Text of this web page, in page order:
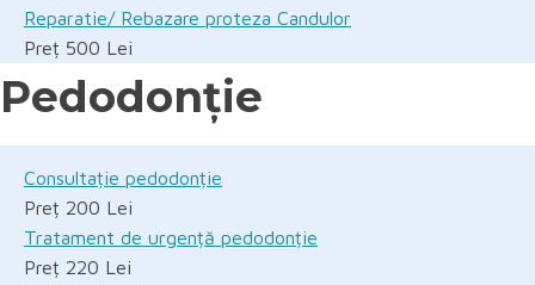
Reparatie/ Rebazare proteza Candulor
Preț 500 Lei
Pedodonție
Consultație pedodonție
Preț 200 Lei
Tratament de urgență pedodonție
Preț 220 Lei